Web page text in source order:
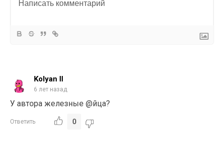
Kolyan ll
6 лет назад
У автора железные @йца?
Ответить 0